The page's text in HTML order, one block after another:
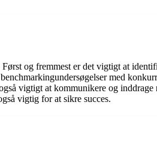
og fremmest er det vigtigt at
med
vigtigt at kommunikere og
vigtig for at sikre succes.